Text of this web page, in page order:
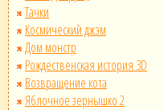
Тачки
Космический джэм
Дом монстр
Рождественская история 3D
Возвращение кота
Яблочное зернышко 2